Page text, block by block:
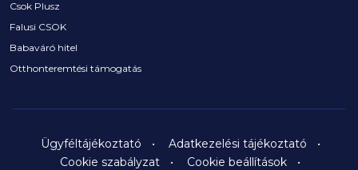
Csok Plusz
Falusi CSOK
Babaváró hitel
Otthonteremtési támogatás
Ügyféltájékoztató
Adatkezelési tájékoztató
Cookie szabályzat
Cookie beállítások